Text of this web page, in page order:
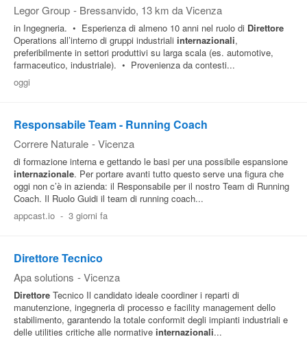
Legor Group - Bressanvido, 13 km da Vicenza
in Ingegneria. • Esperienza di almeno 10 anni nel ruolo di Direttore
Operations all’interno di gruppi industriali internazionali,
preferibilmente in settori produttivi su larga scala (es. automotive,
farmaceutico, industriale). • Provenienza da contesti...
oggi
Responsabile Team - Running Coach
Correre Naturale - Vicenza
di formazione interna e gettando le basi per una possibile espansione
internazionale. Per portare avanti tutto questo serve una figura che
oggi non c’è in azienda: il Responsabile per il nostro Team di Running
Coach. Il Ruolo Guidi il team di running coach...
appcast.io - 3 giorni fa
Direttore Tecnico
Apa solutions - Vicenza
Direttore Tecnico Il candidato ideale coordiner i reparti di
manutenzione, ingegneria di processo e facility management dello
stabilimento, garantendo la totale conformit degli impianti industriali e
delle utilities critiche alle normative internazionali...